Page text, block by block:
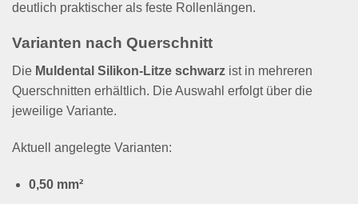
deutlich praktischer als feste Rollenlängen.
Varianten nach Querschnitt
Die Muldental Silikon-Litze schwarz ist in mehreren
Querschnitten erhältlich. Die Auswahl erfolgt über die
jeweilige Variante.
Aktuell angelegte Varianten:
0,50 mm²